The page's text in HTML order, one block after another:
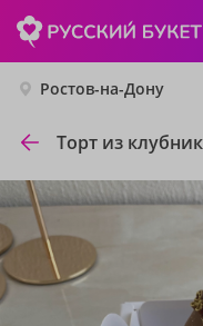
Ростов-на-Дону
Торт из